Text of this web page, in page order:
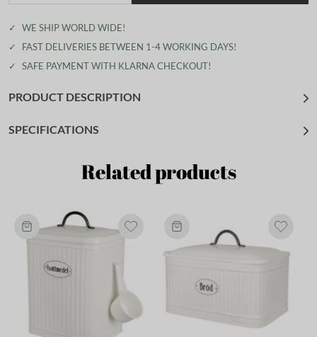
✓
WE SHIP WORLD WIDE!
✓
FAST DELIVERIES BETWEEN 1-4 WORKING DAYS!
✓
SAFE PAYMENT WITH KLARNA CHECKOUT!
PRODUCT DESCRIPTION
SPECIFICATIONS
Related products